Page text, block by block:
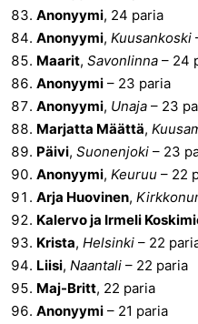
Anonyymi, 24 paria
Anonyymi, Kuusankoski
Maarit, Savonlinna – 24
Anonyymi – 23 paria
Anonyymi, Unaja – 23
Marjatta Määttä,
Päivi, Suonenjoki – 23
Anonyymi, Keuruu – 22
Arja Huovinen,
Kalervo ja Irmeli
Krista, Helsinki – 22
Liisi, Naantali – 22 paria
Maj-Britt, 22 paria
Anonyymi – 21 paria